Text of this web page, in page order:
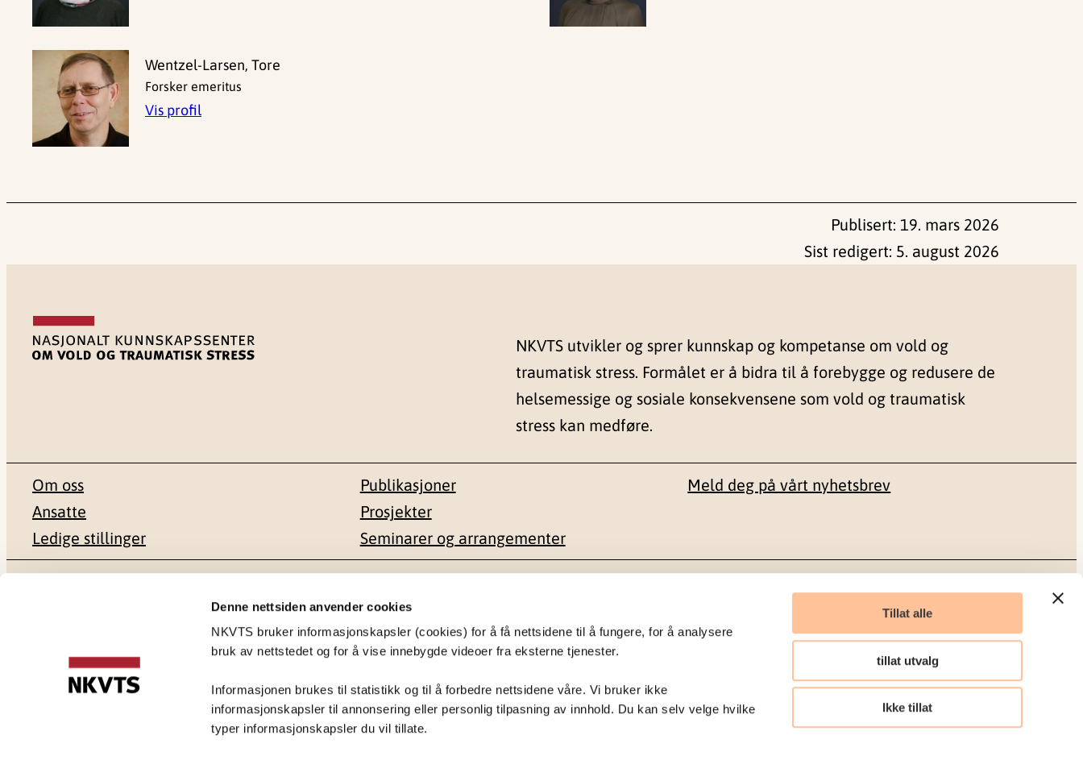
Denne nettsiden anvender cookies
NKVTS bruker informasjonskapsler (cookies) for å få nettsidene til å fungere, for å analysere
bruk av nettstedet og for å vise innebygde videoer fra eksterne tjenester.
Informasjonen brukes til statistikk og til å forbedre nettsidene våre. Vi bruker ikke
informasjonskapsler til annonsering eller personlig tilpasning av innhold. Du kan selv velge hvilke
typer informasjonskapsler du vil tillate.
Tillat alle
tillat utvalg
Ikke tillat
Wentzel-Larsen, Tore
Forsker emeritus
Vis profil
Publisert: 19. mars 2026
Sist redigert: 5. august 2026
NKVTS utvikler og sprer kunnskap og kompetanse om vold og
traumatisk stress. Formålet er å bidra til å forebygge og redusere de
helsemessige og sosiale konsekvensene som vold og traumatisk
stress kan medføre.
Om oss
Ansatte
Ledige stillinger
Publikasjoner
Prosjekter
Seminarer og arrangementer
Meld deg på vårt nyhetsbrev
0409 Oslo
Besøksadresse
Gullhaugveien 1-3
22 59 55 00
postmottak@nkvts.no
Sosiale medier
Facebook
LinkedIn